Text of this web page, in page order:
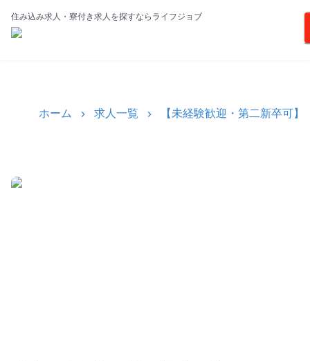
住み込み求人・寮付き求人を探すならライフジョブ
ホーム 求人一覧 【未経験歓迎・第二新卒可